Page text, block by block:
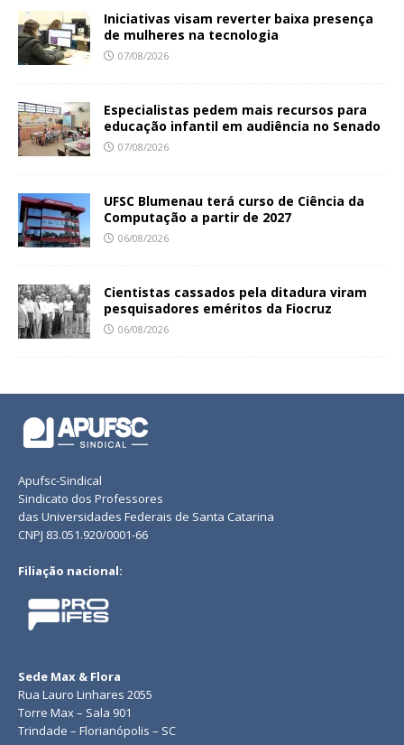
Iniciativas visam reverter baixa presença
de mulheres na tecnologia
07/08/2026
Especialistas pedem mais recursos para
educação infantil em audiência no Senado
07/08/2026
UFSC Blumenau terá curso de Ciência da
Computação a partir de 2027
06/08/2026
Cientistas cassados pela ditadura viram
pesquisadores eméritos da Fiocruz
06/08/2026
Apufsc-Sindical
Sindicato dos Professores
das Universidades Federais de Santa Catarina
CNPJ 83.051.920/0001-66
Filiação nacional:
Sede Max & Flora
Rua Lauro Linhares 2055
Torre Max – Sala 901
Trindade – Florianópolis – SC